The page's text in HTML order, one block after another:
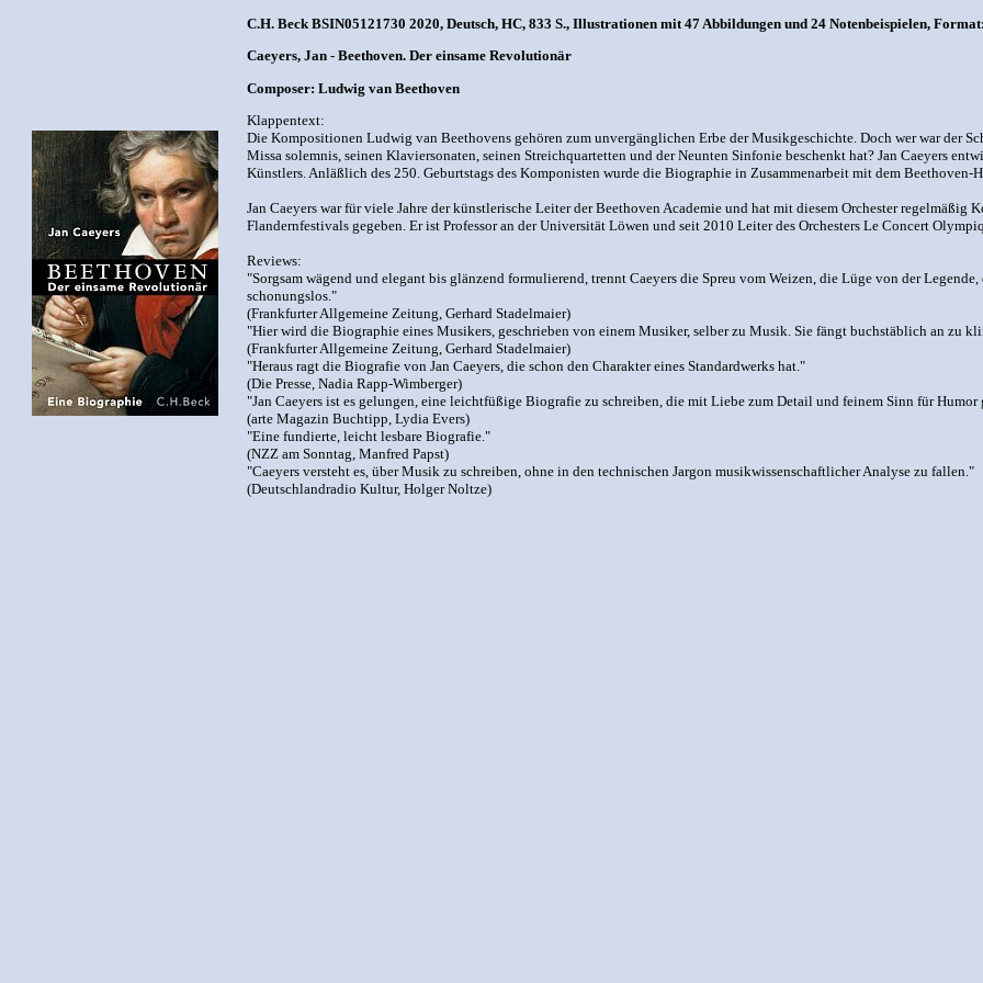
C.H. Beck BSIN05121730 2020, Deutsch, HC, 833 S., Illustrationen mit 47 Abbildungen und 24 Notenbeispielen,
Caeyers, Jan - Beethoven. Der einsame Revolutionär
Composer: Ludwig van Beethoven
Klappentext:
Die Kompositionen Ludwig van Beethovens gehören zum unvergänglichen Erbe der Musikgeschichte. Doch wer war der
Missa solemnis, seinen Klaviersonaten, seinen Streichquartetten und der Neunten Sinfonie beschenkt hat? Jan Caeyers
Künstlers. Anläßlich des 250. Geburtstags des Komponisten wurde die Biographie in Zusammenarbeit mit dem Beethoven-
Jan Caeyers war für viele Jahre der künstlerische Leiter der Beethoven Academie und hat mit diesem Orchester
Flandernfestivals gegeben. Er ist Professor an der Universität Löwen und seit 2010 Leiter des Orchesters Le Concert
Reviews:
"Sorgsam wägend und elegant bis glänzend formulierend, trennt Caeyers die Spreu vom Weizen, die Lüge von der
schonungslos."
(Frankfurter Allgemeine Zeitung, Gerhard Stadelmaier)
"Hier wird die Biographie eines Musikers, geschrieben von einem Musiker, selber zu Musik. Sie fängt buchstäblich an zu
(Frankfurter Allgemeine Zeitung, Gerhard Stadelmaier)
"Heraus ragt die Biografie von Jan Caeyers, die schon den Charakter eines Standardwerks hat."
(Die Presse, Nadia Rapp-Wimberger)
"Jan Caeyers ist es gelungen, eine leichtfüßige Biografie zu schreiben, die mit Liebe zum Detail und feinem Sinn für Humor
(arte Magazin Buchtipp, Lydia Evers)
"Eine fundierte, leicht lesbare Biografie."
(NZZ am Sonntag, Manfred Papst)
"Caeyers versteht es, über Musik zu schreiben, ohne in den technischen Jargon musikwissenschaftlicher Analyse zu fallen."
(Deutschlandradio Kultur, Holger Noltze)